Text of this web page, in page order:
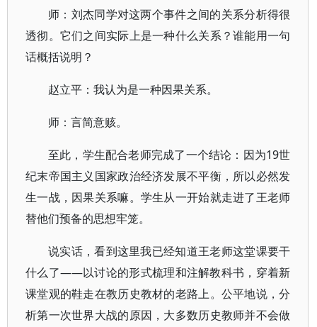
师：刘杰同学对这两个事件之间的关系分析得很
透彻。它们之间实际上是一种什么关系？谁能用一句
话概括说明？
赵立平：我认为是一种因果关系。
师：言简意赅。
至此，学生配合老师完成了一个结论：因为19世
纪末帝国主义国家政治经济发展不平衡，所以必然发
生一战，因果关系嘛。学生从一开始就走进了王老师
替他们预备的思想牢笼。
说实话，看到这里我已经知道王老师这堂课要干
什么了——以讨论的形式梳理和注解教科书，穿着新
课堂观的鞋走在教历史教材的老路上。公平地说，分
析第一次世界大战的原因，大多数历史教师并不会做